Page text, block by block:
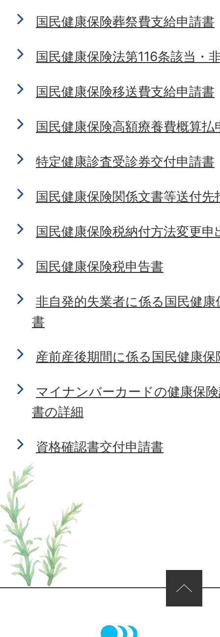
国民健康保険葬祭費支給申請書
国民健康保険法第116条該当・
国民健康保険移送費支給申請書
国民健康保険高額療養費概算払
特定健康診査受診券交付申請書
国民健康保険関係文書等送付先
国民健康保険税納付方法変更申
国民健康保険税申告書
非自発的失業者に係る国民健
書
産前産後期間に係る国民健康
マイナンバーカードの健康保
書の詳細
資格確認書交付申請書
ページの先頭へ